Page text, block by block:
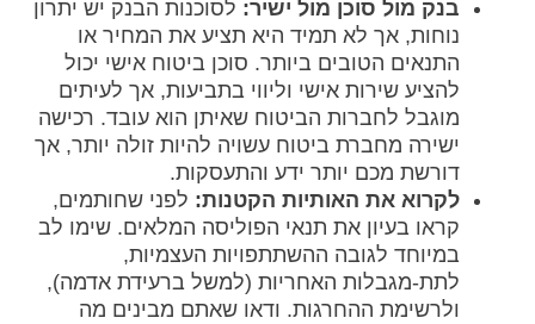
בנק מול סוכן מול ישיר: לסוכנות הבנק יש יתרון
נוחות, אך לא תמיד היא תציע את המחיר או
התנאים הטובים ביותר. סוכן ביטוח אישי יכול
להציע שירות אישי וליווי בתביעות, אך לעיתים
מוגבל לחברות הביטוח שאיתן הוא עובד. רכישה
ישירה מחברת ביטוח עשויה להיות זולה יותר, אך
דורשת מכם יותר ידע והתעסקות.
לקרוא את האותיות הקטנות: לפני שחותמים,
קראו בעיון את תנאי הפוליסה המלאים. שימו לב
במיוחד לגובה ההשתתפויות העצמיות,
לתת-מגבלות האחריות (למשל ברעידת אדמה),
ולרשימת ההחרגות. ודאו שאתם מבינים מה